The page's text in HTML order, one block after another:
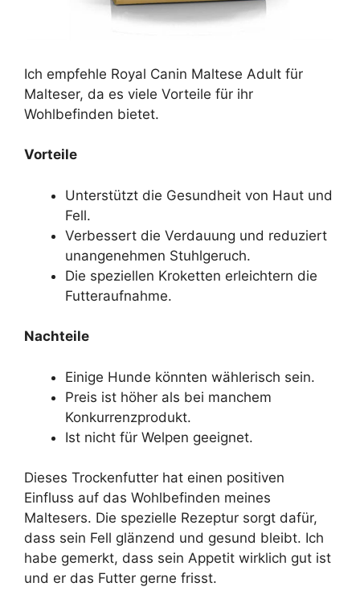
Ich empfehle Royal Canin Maltese Adult für
Malteser, da es viele Vorteile für ihr
Wohlbefinden bietet.
Vorteile
Unterstützt die Gesundheit von Haut und
Fell.
Verbessert die Verdauung und reduziert
unangenehmen Stuhlgeruch.
Die speziellen Kroketten erleichtern die
Futteraufnahme.
Nachteile
Einige Hunde könnten wählerisch sein.
Preis ist höher als bei manchem
Konkurrenzprodukt.
Ist nicht für Welpen geeignet.
Dieses Trockenfutter hat einen positiven
Einfluss auf das Wohlbefinden meines
Maltesers. Die spezielle Rezeptur sorgt dafür,
dass sein Fell glänzend und gesund bleibt. Ich
habe gemerkt, dass sein Appetit wirklich gut ist
und er das Futter gerne frisst.